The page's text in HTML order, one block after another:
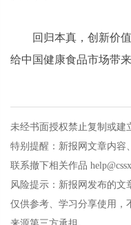
回归本真，创新价
给中国健康食品市场带
未经书面授权禁止复制或建
特别提醒：新报网文章内容
联系撤下相关作品
风险提示：新报网发布的文
仅供参考、学习分享使用，